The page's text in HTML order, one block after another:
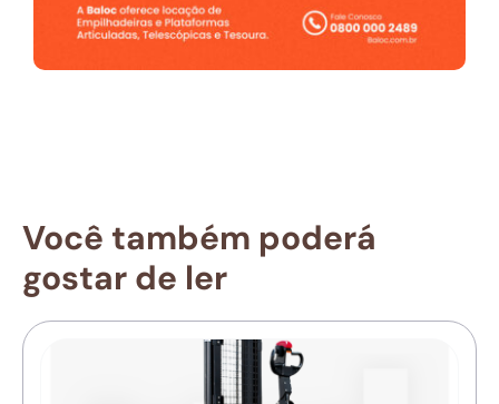
Você também poderá
gostar de ler